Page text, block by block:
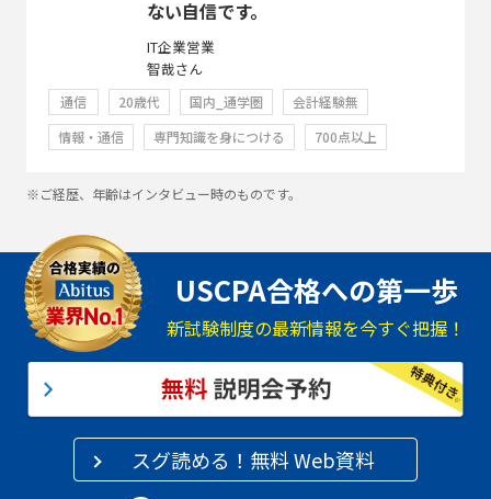
ない自信です。
IT企業営業
智哉さん
通信 20歳代 国内_通学圏
会計経験無
情報・通信
専門知識を身につける 700点以上
※ご経歴、年齢はインタビュー時のものです。
USCPA合格への第一歩
新試験制度の最新情報を今すぐ把握！
スグ読める！無料 Web資料